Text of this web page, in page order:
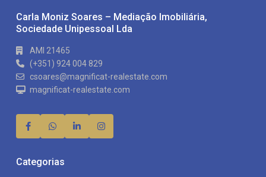
Carla Moniz Soares – Mediação Imobiliária,
Sociedade Unipessoal Lda
AMI 21465
(+351) 924 004 829
csoares@magnificat-realestate.com
magnificat-realestate.com
Categorias